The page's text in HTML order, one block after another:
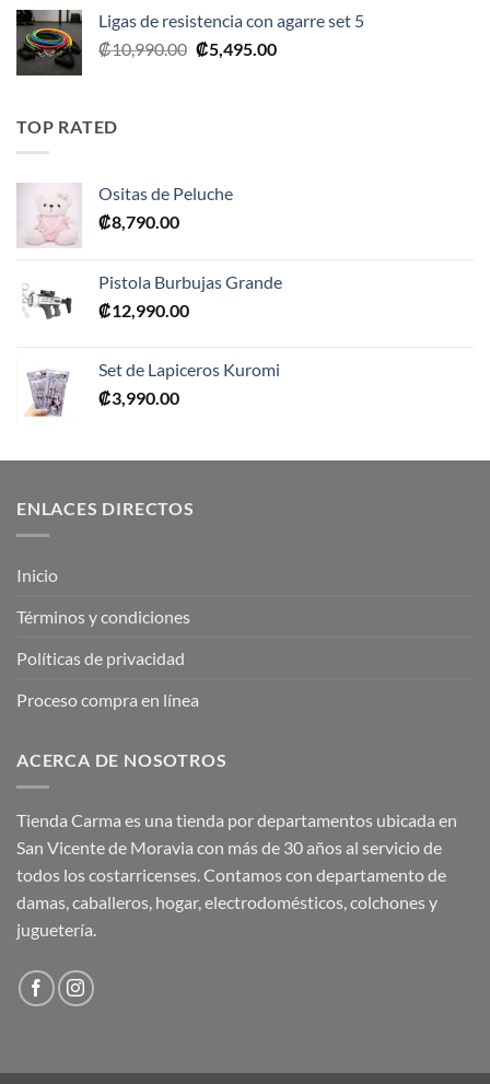
Ligas de resistencia con agarre set 5
₡10,990.00 El
₡5,495.00El
TOP RATED
Ositas de Peluche
₡8,790.00
Pistola Burbujas Grande
₡12,990.00
Set de Lapiceros Kuromi
₡3,990.00
ENLACES DIRECTOS
Inicio
Términos y condiciones
Políticas de privacidad
Proceso compra en línea
ACERCA DE NOSOTROS
Tienda Carma es una tienda por departamentos ubicada en
San Vicente de Moravia con más de 30 años al servicio de
todos los costarricenses. Contamos con departamento de
damas, caballeros, hogar, electrodomésticos, colchones y
juguetería.